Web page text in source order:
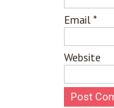
Email *
Website